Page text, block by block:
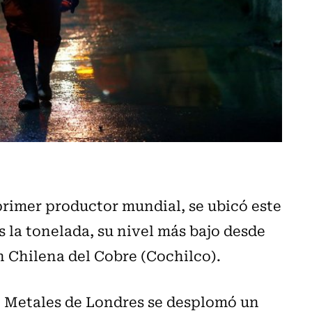
productor mundial, se ubicó este
la tonelada, su nivel más bajo desde
Chilena del Cobre (Cochilco).
de Londres se desplomó un